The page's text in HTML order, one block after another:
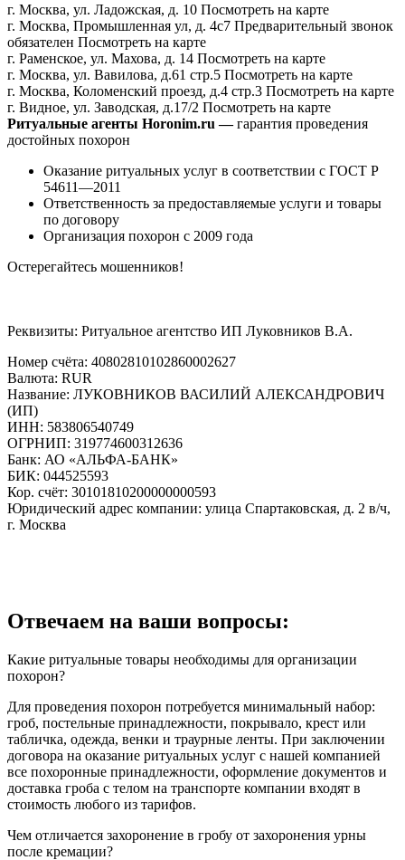
г. Москва, ул. Ладожская, д. 10 Посмотреть на карте
г. Москва, Промышленная ул, д. 4с7 Предварительный звонок
обязателен Посмотреть на карте
г. Раменское, ул. Махова, д. 14 Посмотреть на карте
г. Москва, ул. Вавилова, д.61 стр.5 Посмотреть на карте
г. Москва, Коломенский проезд, д.4 стр.3 Посмотреть на карте
г. Видное, ул. Заводская, д.17/2 Посмотреть на карте
Ритуальные агенты Horonim.ru —гарантия проведения
достойных похорон
Оказание ритуальных услуг в соответствии с ГОСТ Р
54611—2011
Ответственность за предоставляемые услуги и товары
по договору
Организация похорон с 2009 года
Остерегайтесь мошенников!
Реквизиты: Ритуальное агентство ИП Луковников В.А.
Номер счёта: 40802810102860002627
Валюта: RUR
Название: ЛУКОВНИКОВ ВАСИЛИЙ АЛЕКСАНДРОВИЧ
(ИП)
ИНН: 583806540749
ОГРНИП: 319774600312636
Банк: АО «АЛЬФА-БАНК»
БИК: 044525593
Кор. счёт: 30101810200000000593
Юридический адрес компании: улица Спартаковская, д. 2 в/ч,
г. Москва
Отвечаем на ваши вопросы:
Какие ритуальные товары необходимы для организации
похорон?
Для проведения похорон потребуется минимальный набор:
гроб, постельные принадлежности, покрывало, крест или
табличка, одежда, венки и траурные ленты. При заключении
договора на оказание ритуальных услуг с нашей компанией
все похоронные принадлежности, оформление документов и
доставка гроба с телом на транспорте компании входят в
стоимость любого из тарифов.
Чем отличается захоронение в гробу от захоронения урны
после кремации?